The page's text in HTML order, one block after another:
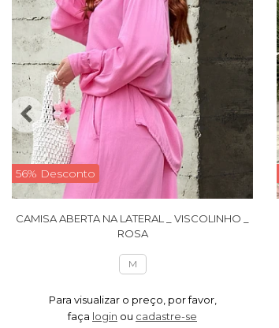
56% Desconto
CAMISA ABERTA NA LATERAL _ VISCOLINHO _
ROSA
M
Para visualizar o preço, por favor,
faça login ou cadastre-se